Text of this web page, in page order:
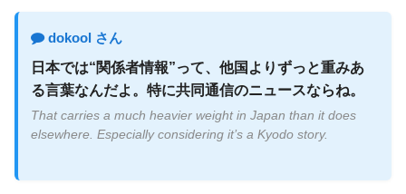
dokool さん
日本では“関係者情報”って、他国よりずっと重みあ
る言葉なんだよ。特に共同通信のニュースならね。
That carries a much heavier weight in Japan than it does
elsewhere. Especially considering it’s a Kyodo story.